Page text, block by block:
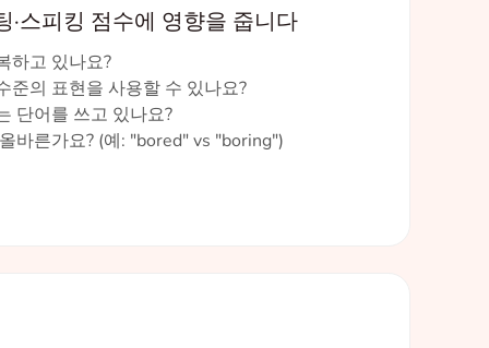
스피킹 점수에 영향을 줍니다
하고 있나요?
준의 표현을 사용할 수 있나요?
단어를 쓰고 있나요?
바른가요? (예: "bored" vs "boring")